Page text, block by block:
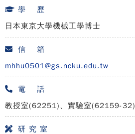
學 歷
日本東京大學機械工學博士
信 箱
mhhu0501@gs.ncku.edu.tw
電 話
教授室(62251)、實驗室(62159-32)
研 究 室